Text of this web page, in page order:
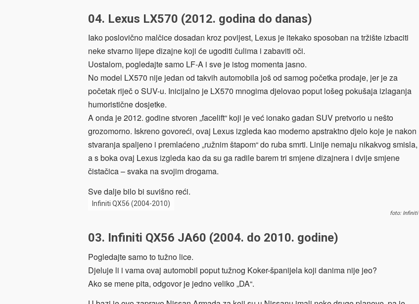
04. Lexus LX570 (2012. godina do danas)
Iako poslovično malčice dosadan kroz povijest, Lexus je itekako sposoban na tržište izbaciti
neke stvarno lijepe dizajne koji će ugoditi čulima i zabaviti oči.
Uostalom, pogledajte samo LF-A i sve je istog momenta jasno.
No model LX570 nije jedan od takvih automobila još od samog početka prodaje, jer je za
početak riječ o SUV-u. Inicijalno je LX570 mnogima djelovao poput lošeg pokušaja izlaganja
humoristične dosjetke.
A onda je 2012. godine stvoren „facelift“ koji je već ionako gadan SUV pretvorio u nešto
grozomorno. Iskreno govoreći, ovaj Lexus izgleda kao moderno apstraktno djelo koje je nakon
stvaranja spaljeno i premlaćeno „ružnim štapom“ do ruba smrti. Linije nemaju nikakvog smisla,
a s boka ovaj Lexus izgleda kao da su ga radile barem tri smjene dizajnera i dvije smjene
čistačica – svaka na svojim drogama.
Sve dalje bilo bi suvišno reći.
Infiniti QX56 (2004-2010)
foto: Infiniti
03. Infiniti QX56 JA60 (2004. do 2010. godine)
Pogledajte samo to tužno lice.
Djeluje li i vama ovaj automobil poput tužnog Koker-španijela koji danima nije jeo?
Ako se mene pita, odgovor je jedno veliko „DA“.